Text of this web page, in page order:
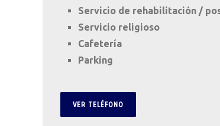
Servicio de rehabilitación /
Servicio religioso
Cafetería
Parking
VER TELÉFONO